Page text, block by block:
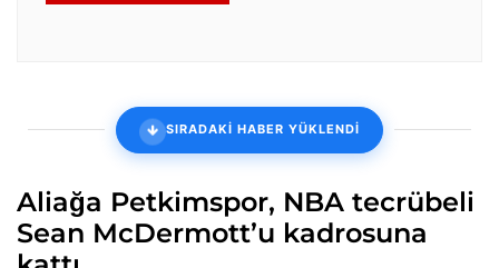
SIRADAKİ HABER YÜKLENDİ
Aliağa Petkimspor, NBA tecrübeli
Sean McDermott’u kadrosuna